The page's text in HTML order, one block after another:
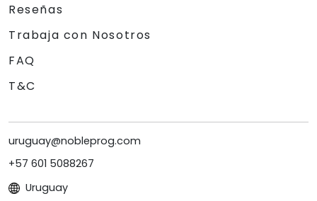
Reseñas
Trabaja con Nosotros
FAQ
T&C
uruguay@nobleprog.com
+57 601 5088267
Uruguay